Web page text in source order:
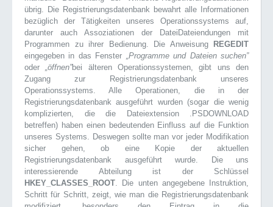
übrig. Die Registrierungsdatenbank bewahrt alle Informationen
bezüglich der Tätigkeiten unseres Operationssystems auf,
darunter auch Assoziationen der DateiDateiendungen mit
Programmen zu ihrer Bedienung. Die Anweisung
REGEDIT
eingegeben in das Fenster „Programme und Dateien suchen”
oder„öffnen”bei älteren Operationssystemen, gibt uns den
Zugang zur Registrierungsdatenbank unseres
Operationssystems. Alle Operationen, die in der
Registrierungsdatenbank ausgeführt wurden (sogar die wenig
komplizierten, die die Dateiextension .PSDOWNLOAD
betreffen) haben einen bedeutenden Einfluss auf die Funktion
unseres Systems. Deswegen sollte man vor jeder Modifikation
sicher gehen, ob eine Kopie der aktuellen
Registrierungsdatenbank ausgeführt wurde. Die uns
interessierende Abteilung ist der Schlüssel
HKEY_CLASSES_ROOT. Die unten angegebene Instruktion,
Schritt für Schritt, zeigt, wie man die Registrierungsdatenbank